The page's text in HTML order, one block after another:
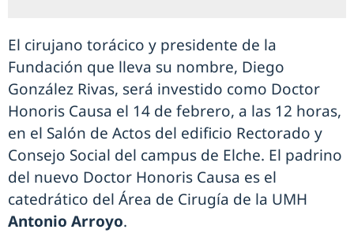
El cirujano torácico y presidente de la
Fundación que lleva su nombre, Diego
González Rivas, será investido como Doctor
Honoris Causa el 14 de febrero, a las 12 horas,
en el Salón de Actos del edificio Rectorado y
Consejo Social del campus de Elche. El padrino
del nuevo Doctor Honoris Causa es el
catedrático del Área de Cirugía de la UMH
Antonio Arroyo.